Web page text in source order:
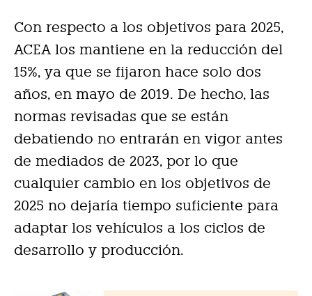
Con respecto a los objetivos para 2025,
ACEA los mantiene en la reducción del
15%, ya que se fijaron hace solo dos
años, en mayo de 2019. De hecho, las
normas revisadas que se están
debatiendo no entrarán en vigor antes
de mediados de 2023, por lo que
cualquier cambio en los objetivos de
2025 no dejaría tiempo suficiente para
adaptar los vehículos a los ciclos de
desarrollo y producción.